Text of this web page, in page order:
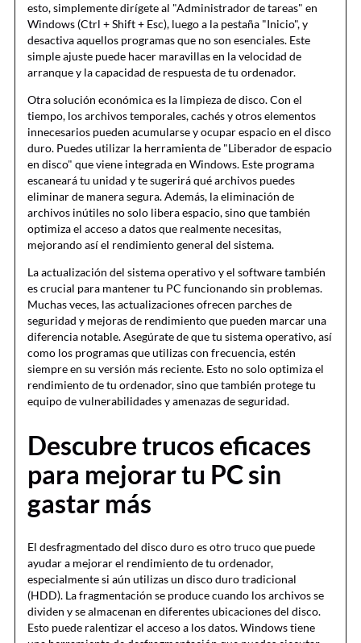
esto, simplemente dirígete al "Administrador de tareas" en
Windows (Ctrl + Shift + Esc), luego a la pestaña "Inicio", y
desactiva aquellos programas que no son esenciales. Este
simple ajuste puede hacer maravillas en la velocidad de
arranque y la capacidad de respuesta de tu ordenador.
Otra solución económica es la limpieza de disco. Con el
tiempo, los archivos temporales, cachés y otros elementos
innecesarios pueden acumularse y ocupar espacio en el disco
duro. Puedes utilizar la herramienta de "Liberador de espacio
en disco" que viene integrada en Windows. Este programa
escaneará tu unidad y te sugerirá qué archivos puedes
eliminar de manera segura. Además, la eliminación de
archivos inútiles no solo libera espacio, sino que también
optimiza el acceso a datos que realmente necesitas,
mejorando así el rendimiento general del sistema.
La actualización del sistema operativo y el software también
es crucial para mantener tu PC funcionando sin problemas.
Muchas veces, las actualizaciones ofrecen parches de
seguridad y mejoras de rendimiento que pueden marcar una
diferencia notable. Asegúrate de que tu sistema operativo, así
como los programas que utilizas con frecuencia, estén
siempre en su versión más reciente. Esto no solo optimiza el
rendimiento de tu ordenador, sino que también protege tu
equipo de vulnerabilidades y amenazas de seguridad.
Descubre trucos eficaces
para mejorar tu PC sin
gastar más
El desfragmentado del disco duro es otro truco que puede
ayudar a mejorar el rendimiento de tu ordenador,
especialmente si aún utilizas un disco duro tradicional
(HDD). La fragmentación se produce cuando los archivos se
dividen y se almacenan en diferentes ubicaciones del disco.
Esto puede ralentizar el acceso a los datos. Windows tiene